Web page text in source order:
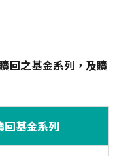
回之基金系列，及贖
回基金系列